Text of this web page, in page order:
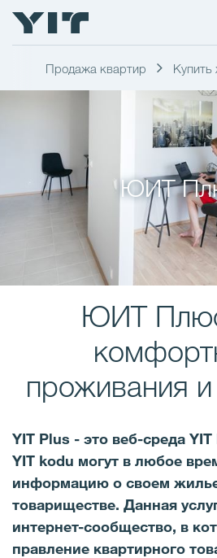
Продажа квартир Купить
ЮИТ
ЮИТ
проживания
YIT Plus - это веб-среда
YIT kodu могут в любое
информацию о своем
товариществе. Данная
интернет-сообщество, в
правление квартирного